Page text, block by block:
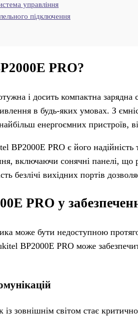
управління
підключення
PRO?
і досить компактна зарядна
в будь-яких умовах. З
енергоємних пристроїв,
BP2000E PRO є його надійність
включаючи сонячні панелі, що
безлічі вихідних портів
PRO у
може бути недоступною
BP2000E PRO може
із зовнішнім світом стає